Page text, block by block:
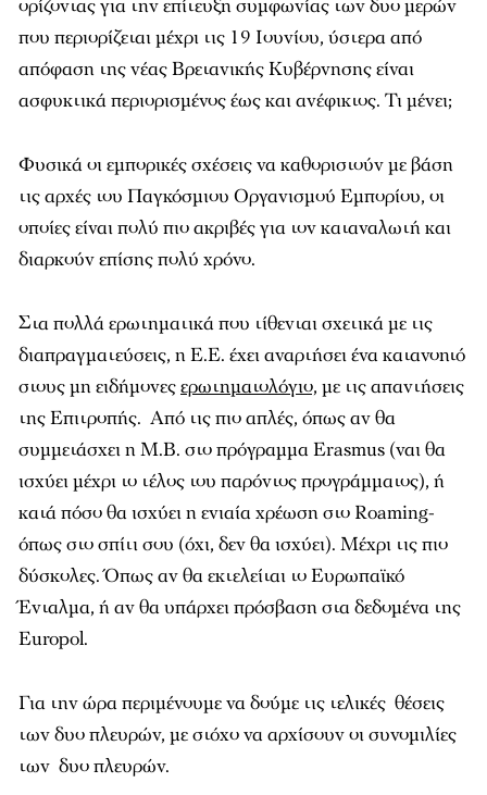
ορίζοντας για την επίτευξη συμφωνίας των δυο μερών
που περιορίζεται μέχρι τις 19 Ιουνίου, ύστερα από
απόφαση της νέας Βρετανικής Κυβέρνησης είναι
ασφυκτικά περιορισμένος έως και ανέφικτος. Τι μένει;
Φυσικά οι εμπορικές σχέσεις να καθοριστούν με βάση
τις αρχές του Παγκόσμιου Οργανισμού Εμπορίου, οι
οποίες είναι πολύ πιο ακριβές για τον καταναλωτή και
διαρκούν επίσης πολύ χρόνο.
Στα πολλά ερωτηματικά που τίθενται σχετικά με τις
διαπραγματεύσεις, η Ε.Ε. έχει αναρτήσει ένα κατανοητό
στους μη ειδήμονεςερωτηματολόγιο, με τις απαντήσεις
της Επιτροπής. Από τις πιο απλές, όπως αν θα
συμμετάσχει η Μ.Β. στο πρόγραμμα Erasmus (ναι θα
ισχύει μέχρι το τέλος του παρόντος προγράμματος), ή
κατά πόσο θα ισχύει η ενιαία χρέωση στο Roaming-
όπως στο σπίτι σου (όχι, δεν θα ισχύει). Μέχρι τις πιο
δύσκολες. Όπως αν θα εκτελείται το Ευρωπαϊκό
Ένταλμα, ή αν θα υπάρχει πρόσβαση στα δεδομένα της
Europol.
Για την ώρα περιμένουμε να δούμε τις τελικές θέσεις
των δυο πλευρών, με στόχο να αρχίσουν οι συνομιλίες
των δυο πλευρών.